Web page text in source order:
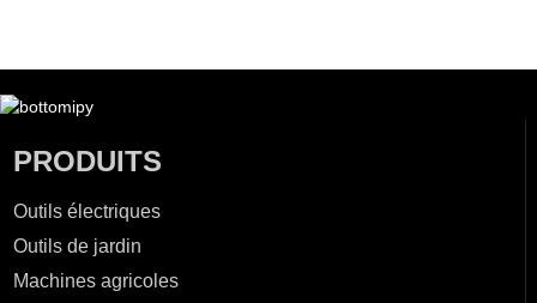
PRODUITS
Outils électriques
Outils de jardin
Machines agricoles